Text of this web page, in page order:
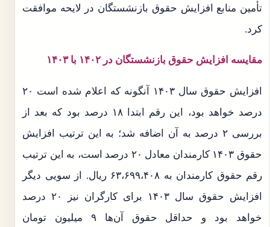
تأمین منابع افزایش حقوق بازنشستگان در لایحه موافقت
کرد.
مقایسه افزایش حقوق بازنشستگان در ۱۴۰۲ با ۱۴۰۳
افزایش حقوق سال ۱۴۰۳ آنگونه که اعلام شده است ۲۰
درصد خواهد بود، این رقم ابتدا ۱۸ درصد بود که بعد از
بررسی ۲ درصد به آن اضافه شد؛ به این ترتیب افزایش
حقوق ۱۴۰۳ کارمندان معادل ۲۰ درصد است، به این ترتیب
رقم حقوق کارمندان به ۶۳،۶۹۹،۴۰۸ ریال. از سویی دیگر
افزایش حقوق سال ۱۴۰۳ برای کارگران نیز ۲۰ درصد
خواهد بود و حداقل حقوق آن‌ها ۹ میلیون تومان